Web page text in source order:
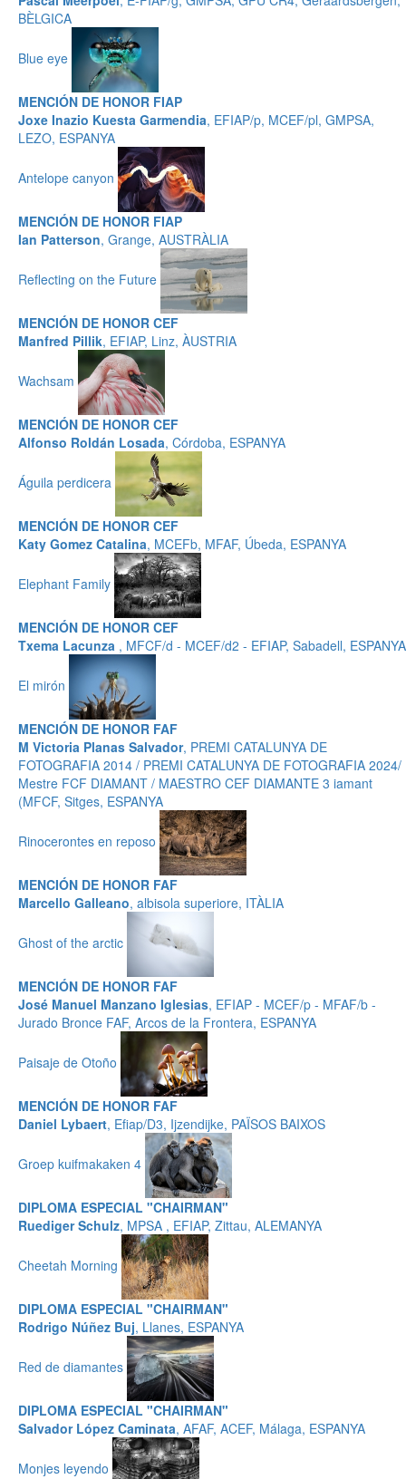
BÈLGICA
Blue eye
MENCIÓN DE HONOR FIAP
Joxe Inazio Kuesta Garmendia, EFIAP/p, MCEF/pl, GMPSA,
LEZO, ESPANYA
Antelope canyon
MENCIÓN DE HONOR FIAP
Ian Patterson, Grange, AUSTRÀLIA
Reflecting on the Future
MENCIÓN DE HONOR CEF
Manfred Pillik, EFIAP, Linz, ÀUSTRIA
Wachsam
MENCIÓN DE HONOR CEF
Alfonso Roldán Losada, Córdoba, ESPANYA
Águila perdicera
MENCIÓN DE HONOR CEF
Katy Gomez Catalina, MCEFb, MFAF, Úbeda, ESPANYA
Elephant Family
MENCIÓN DE HONOR CEF
Txema Lacunza , MFCF/d - MCEF/d2 - EFIAP, Sabadell, ESPANYA
El mirón
MENCIÓN DE HONOR FAF
M Victoria Planas Salvador, PREMI CATALUNYA DE
FOTOGRAFIA 2014 / PREMI CATALUNYA DE FOTOGRAFIA 2024/
Mestre FCF DIAMANT / MAESTRO CEF DIAMANTE 3 iamant
(MFCF, Sitges, ESPANYA
Rinocerontes en reposo
MENCIÓN DE HONOR FAF
Marcello Galleano, albisola superiore, ITÀLIA
Ghost of the arctic
MENCIÓN DE HONOR FAF
José Manuel Manzano Iglesias, EFIAP - MCEF/p - MFAF/b -
Jurado Bronce FAF, Arcos de la Frontera, ESPANYA
Paisaje de Otoño
MENCIÓN DE HONOR FAF
Daniel Lybaert, Efiap/D3, Ijzendijke, PAÏSOS BAIXOS
Groep kuifmakaken 4
DIPLOMA ESPECIAL "CHAIRMAN"
Ruediger Schulz, MPSA , EFIAP, Zittau, ALEMANYA
Cheetah Morning
DIPLOMA ESPECIAL "CHAIRMAN"
Rodrigo Núñez Buj, Llanes, ESPANYA
Red de diamantes
DIPLOMA ESPECIAL "CHAIRMAN"
Salvador López Caminata, AFAF, ACEF, Málaga, ESPANYA
Monjes leyendo